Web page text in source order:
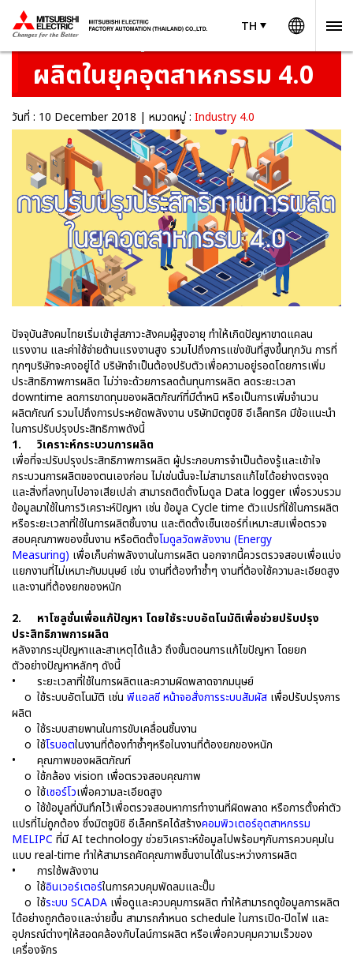
Thailand TH
TH
การปรับปรุงประสิทธิภาพการ
ผลิตในยุคอุตสาหกรรม 4.0
วันที่ : 10 December 2018 | หมวดหมู่ : Industry 4.0
ปัจจุบันสังคมไทยเริ่มเข้าสู่สภาวะสังคมผู้สูงอายุ ทำให้เกิดปัญหาขาดแคลน
แรงงาน และค่าใช้จ่ายด้านแรงงานสูง รวมไปถึงการแข่งขันที่สูงขึ้นทุกวัน การที่
ทุกๆบริษัทจะคงอยู่ได้ บริษัทจำเป็นต้องปรับตัวเพื่อความอยู่รอดโดยการเพิ่ม
ประสิทธิภาพการผลิต ไม่ว่าจะด้วยการลดต้นทุนการผลิต ลดระยะเวลา
downtime ลดการขาดทุนของผลิตภัณฑ์ที่มีตำหนิ หรือเป็นการเพิ่มจำนวน
ผลิตภัณฑ์ รวมไปถึงการประหยัดพลังงาน บริษัทมิตซูบิชิ อีเล็คทริค มีข้อแนะนำ
ในการปรับปรุงประสิทธิภาพดังนี้
1.
วิเคราะห์กระบวนการผลิต
เพื่อที่จะปรับปรุงประสิทธิภาพการผลิต ผู้ประกอบการจำเป็นต้องรู้และเข้าใจ
กระบวนการผลิตของตนเองก่อน ไม่เช่นนั้นจะไม่สามารถแก้ไขได้อย่างตรงจุด
และสิ่งที่ลงทุนไปอาจเสียเปล่า สามารถติดตั้งโมดูล Data logger เพื่อรวบรวม
ข้อมูลมาใช้ในการวิเคราะห์ปัญหา เช่น ข้อมูล Cycle time ตัวแปรที่ใช้ในการผลิต
หรือระยะเวลาที่ใช้ในการผลิตชิ้นงาน และติดตั้งเซ็นเซอร์ที่เหมาะสมเพื่อตรวจ
สอบคุณภาพของชิ้นงาน หรือติดตั้งโมดูลวัดพลังงาน (Energy
Measuring) เพื่อเก็บค่าพลังงานในการผลิต นอกจากนี้ควรตรวจสอบเพื่อแบ่ง
แยกงานที่ไม่เหมาะกับมนุษย์ เช่น งานที่ต้องทำซ้ำๆ งานที่ต้องใช้ความละเอียดสูง
และงานที่ต้องยกของหนัก
2.
หาโซลูชั่นเพื่อแก้ปัญหา โดยใช้ระบบอัตโนมัติเพื่อช่วยปรับปรุง
ประสิทธิภาพการผลิต
หลังจากระบุปัญหาและสาเหตุได้แล้ว ถึงขั้นตอนการแก้ไขปัญหา โดยยก
ตัวอย่างปัญหาหลักๆ ดังนี้
•
ระยะเวลาที่ใช้ในการผลิตและความผิดพลาดจากมนุษย์
o ใช้ระบบอัตโนมัติ เช่น พีแอลซีหน้าจอสั่งการระบบสัมผัส เพื่อปรับปรุงการ
ผลิต
o ใช้ระบบสายพานในการขับเคลื่อนชิ้นงาน
o ใช้โรบอตในงานที่ต้องทำซ้ำๆหรือในงานที่ต้องยกของหนัก
•
คุณภาพของผลิตภัณฑ์
o ใช้กล้อง vision เพื่อตรวจสอบคุณภาพ
o ใช้เซอร์โวเพื่อความละเอียดสูง
o ใช้ข้อมูลที่บันทึกไว้เพื่อตรวจสอบหาการทำงานที่ผิดพลาด หรือการตั้งค่าตัว
แปรที่ไม่ถูกต้อง ซึ่งมิตซูบิชิ อีเล็คทริคได้สร้างคอมพิวเตอร์อุตสาหกรรม
MELIPC ที่มี AI technology ช่วยวิเคราะห์ข้อมูลไปพร้อมๆกับการควบคุมใน
แบบ real-time ทำให้สามารถคัดคุณภาพชิ้นงานได้ในระหว่างการผลิต
•
การใช้พลังงาน
o ใช้อินเวอร์เตอร์ในการควบคุมพัดลมและปั๊ม
o ใช้ระบบ SCADA เพื่อดูและควบคุมการผลิต ทำให้สามารถดูข้อมูลการผลิต
ได้อย่างถูกต้องและง่ายขึ้น สามารถกำหนด schedule ในการเปิด-ปิดไฟ และ
อุปกรณ์ต่างๆให้สอดคล้องกับไลน์การผลิต หรือเพื่อควบคุมความเร็วของ
เครื่องจักร